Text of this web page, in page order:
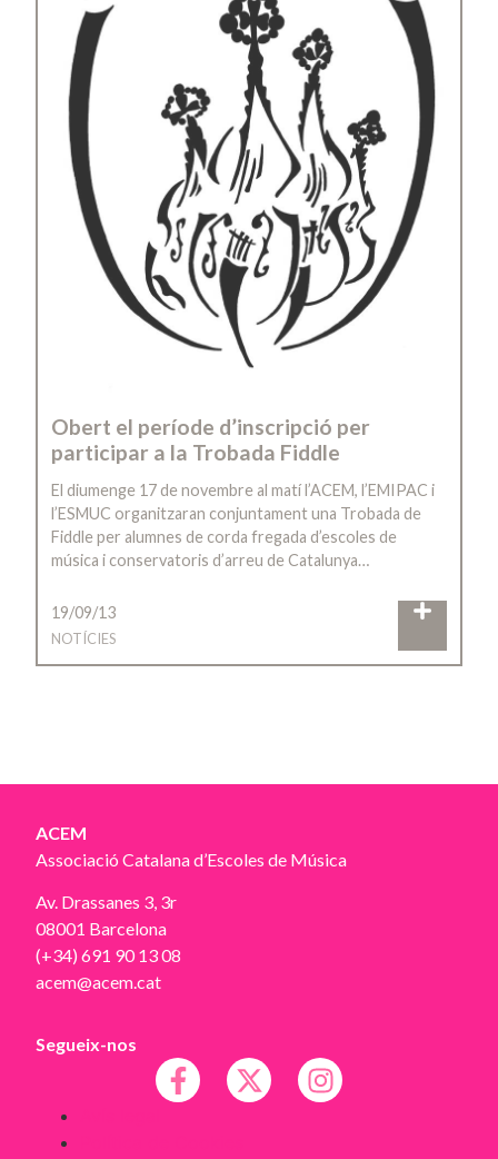
Obert el període d’inscripció per
participar a la Trobada Fiddle
El diumenge 17 de novembre al matí l’ACEM, l’EMIPAC i
l’ESMUC organitzaran conjuntament una Trobada de
Fiddle per alumnes de corda fregada d’escoles de
música i conservatoris d’arreu de Catalunya…
19/09/13
NOTÍCIES
ACEM
Associació Catalana d’Escoles de Música
Av. Drassanes 3, 3r
08001 Barcelona
(+34) 691 90 13 08
acem@acem.cat
Segueix-nos